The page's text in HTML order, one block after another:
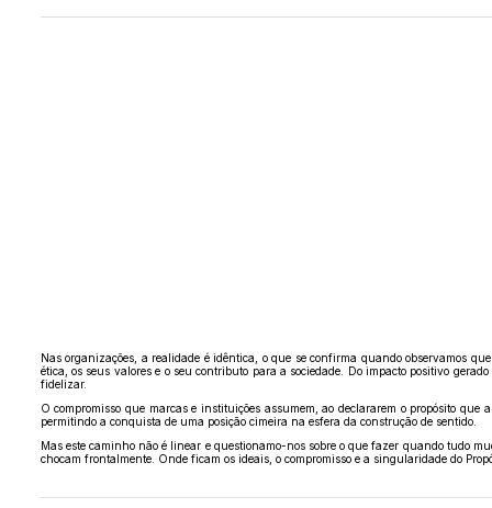
Nas organizações, a realidade é idêntica, o que se confirma quando observamos
ética, os seus valores e o seu contributo para a sociedade. Do impacto positivo
fidelizar.
O compromisso que marcas e instituições assumem, ao declararem o propósito
permitindo a conquista de uma posição cimeira na esfera da construção de sentido.
Mas este caminho não é linear e questionamo-nos sobre o que fazer quando tudo
chocam frontalmente. Onde ficam os ideais, o compromisso e a singularidade do